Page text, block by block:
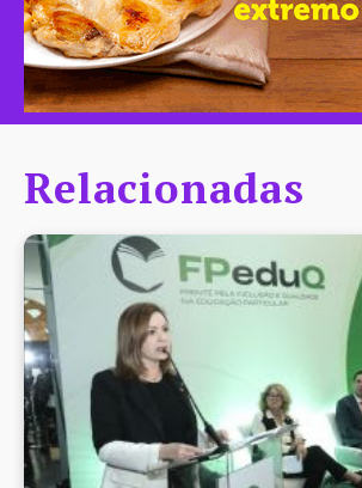
Relacionadas